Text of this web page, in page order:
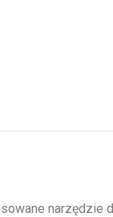
narzędzie